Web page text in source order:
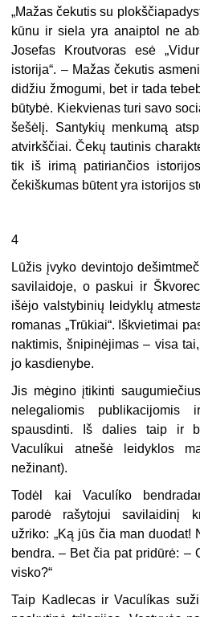
„Mažas čekutis su
kūnu ir siela yra anaiptol ne
Josefas Kroutvoras esė
istorija“. – Mažas čekutis
didžiu žmogumi, bet ir tada
būtybė. Kiekvienas turi savo
šešėlį. Santykių menkumą
atvirkščiai. Čekų tautinis
tik iš irimą patiriančios
čekiškumas būtent yra istorijos
4
Lūžis įvyko devintojo
savilaidoje, o paskui ir
išėjo valstybinių leidyklų
romanas „Trūkiai“. Iškvietimai
naktimis, šnipinėjimas – visa
jo kasdienybe.
Jis mėgino įtikinti
nelegaliomis
spausdinti. Iš dalies taip ir
Vaculíkui atnešė leidyklos
nežinant).
Todėl kai Vaculíko
parodė rašytojui savilaidinį
užriko: „Ką jūs čia man duodat!
bendra. – Bet čia pat pridūrė: –
visko?“
Taip Kadlecas ir Vaculíkas